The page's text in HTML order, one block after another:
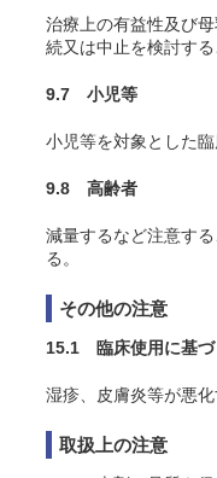
治療上の有益性及び
続又は中止を検討する
9.7 小児等
小児等を対象とした臨
9.8 高齢者
減量するなど注意す
る。
その他の注意
15.1 臨床使用に基づ
湿疹、皮膚炎等が悪化
取扱上の注意